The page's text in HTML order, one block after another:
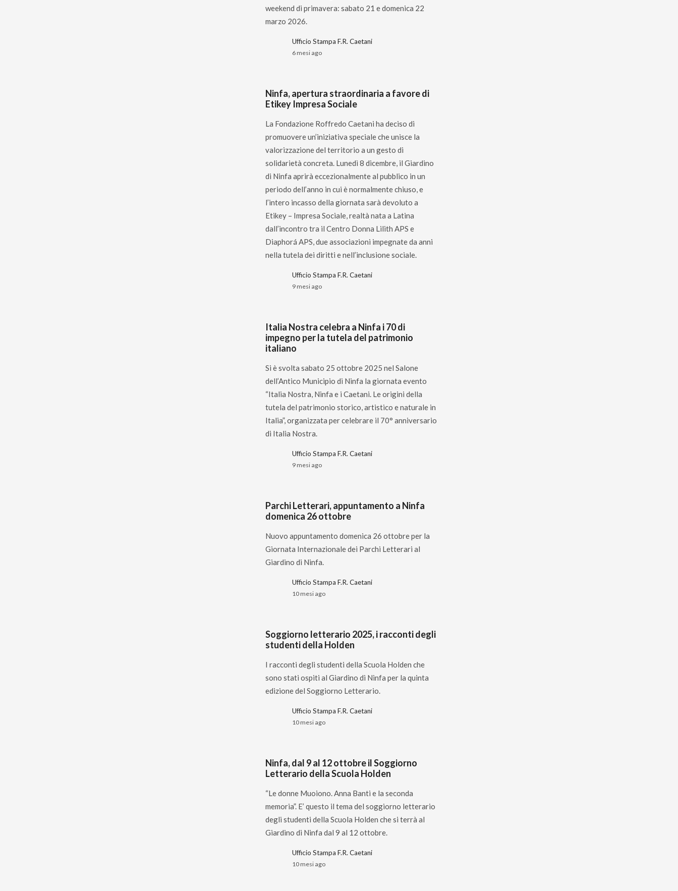
weekend di primavera: sabato 21 e domenica 22
marzo 2026.
Ufficio Stampa F.R. Caetani
6 mesi ago
Ninfa, apertura straordinaria a favore di
Etikey Impresa Sociale
La Fondazione Roffredo Caetani ha deciso di
promuovere un’iniziativa speciale che unisce la
valorizzazione del territorio a un gesto di
solidarietà concreta. Lunedì 8 dicembre, il Giardino
di Ninfa aprirà eccezionalmente al pubblico in un
periodo dell’anno in cui è normalmente chiuso, e
l’intero incasso della giornata sarà devoluto a
Etikey – Impresa Sociale, realtà nata a Latina
dall’incontro tra il Centro Donna Lilith APS e
Diaphorá APS, due associazioni impegnate da anni
nella tutela dei diritti e nell’inclusione sociale.
Ufficio Stampa F.R. Caetani
9 mesi ago
Italia Nostra celebra a Ninfa i 70 di
impegno per la tutela del patrimonio
italiano
Si è svolta sabato 25 ottobre 2025 nel Salone
dell’Antico Municipio di Ninfa la giornata evento
“Italia Nostra, Ninfa e i Caetani. Le origini della
tutela del patrimonio storico, artistico e naturale in
Italia”, organizzata per celebrare il 70° anniversario
di Italia Nostra.
Ufficio Stampa F.R. Caetani
9 mesi ago
Parchi Letterari, appuntamento a Ninfa
domenica 26 ottobre
Nuovo appuntamento domenica 26 ottobre per la
Giornata Internazionale dei Parchi Letterari al
Giardino di Ninfa.
Ufficio Stampa F.R. Caetani
10 mesi ago
Soggiorno letterario 2025, i racconti degli
studenti della Holden
I racconti degli studenti della Scuola Holden che
sono stati ospiti al Giardino di Ninfa per la quinta
edizione del Soggiorno Letterario.
Ufficio Stampa F.R. Caetani
10 mesi ago
Ninfa, dal 9 al 12 ottobre il Soggiorno
Letterario della Scuola Holden
“Le donne Muoiono. Anna Banti e la seconda
memoria”. E’ questo il tema del soggiorno letterario
degli studenti della Scuola Holden che si terrà al
Giardino di Ninfa dal 9 al 12 ottobre.
Ufficio Stampa F.R. Caetani
10 mesi ago